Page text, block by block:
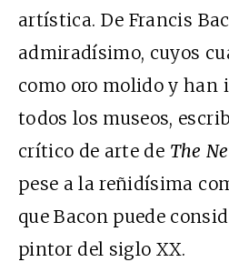
artística. De Francis
admiradísimo, cuyos
como oro molido y han
todos los museos,
crítico de arte de The
pese a la reñidísima
que Bacon puede
pintor del siglo XX.